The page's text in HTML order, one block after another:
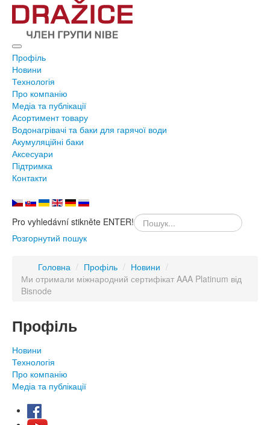
Профіль
Новини
Технологія
Про компанію
Медіа та публікації
Асортимент товару
Водонагрівачі та баки для гарячої води
Акумуляційні баки
Аксесуари
Підтримка
Контакти
Pro vyhledávní stikněte ENTER!
Розгорнутий пошук
Головна / Профіль / Новини /
Ми отримали міжнародний сертифікат AAA Platinum від
Bisnode
Профіль
Новини
Технологія
Про компанію
Медіа та публікації